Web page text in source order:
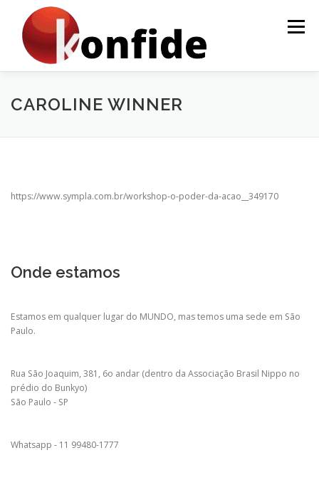
conteúdo
Menu
INÍCIO FAÇA PARTE AGENDA
CAROLINE WINNER
https://www.sympla.com.br/workshop-o-poder-da-acao__349170
Onde estamos
Estamos em qualquer lugar do MUNDO, mas temos uma sede em São
Paulo.
Rua São Joaquim, 381, 6o andar (dentro da Associação Brasil Nippo no
prédio do Bunkyo)
São Paulo - SP
Whatsapp - 11 99480-1777